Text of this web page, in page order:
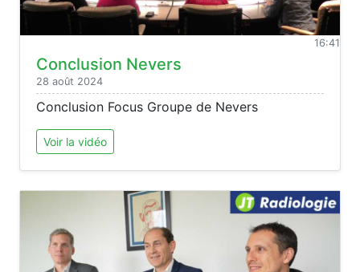
16:41
Conclusion Nevers
28 août 2024
Conclusion Focus Groupe de Nevers
Voir la vidéo